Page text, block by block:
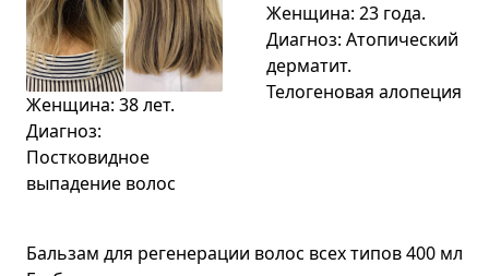
Женщина: 38 лет.
Диагноз:
Постковидное
выпадение волос
Женщина: 23 года.
Диагноз: Атопический
дерматит.
Телогеновая алопеция
Бальзам для регенерации волос всех типов 400 мл